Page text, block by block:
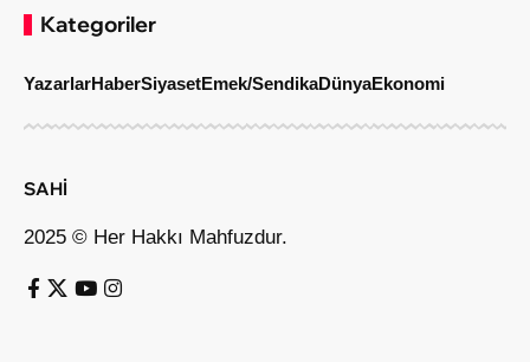
Kategoriler
YazarlarHaberSiyasetEmek/SendikaDünyaEkonomi
SAHİ
2025 © Her Hakkı Mahfuzdur.